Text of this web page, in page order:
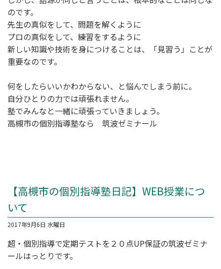
のです。
先生の真似をして、問題を解くように
プロの真似をして、練習をするように
新しい知識や技術を身につけることは、「見習う」ことが
重要なのです。
何をしたらいいかわからない、と悩んでしまう前に。
自分ひとりの力では頑張れません。
塾でみんなと一緒に頑張っていきましょう。
高槻市の個別指導塾なら 筑波ゼミナール
【高槻市の個別指導塾日記】WEB授業につ
いて
2017年9月6日 水曜日
超・個別指導で定期テストを２０点UP保証の筑波ゼミナ
ールはっとりです。